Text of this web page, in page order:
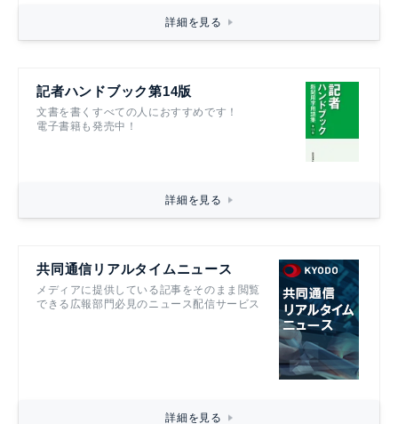
詳細を見る
記者ハンドブック第14版
文書を書くすべての人におすすめです！
電子書籍も発売中！
詳細を見る
共同通信リアルタイムニュース
メディアに提供している記事をそのまま閲覧
できる広報部門必見のニュース配信サービス
詳細を見る